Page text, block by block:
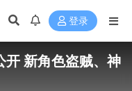
登录
开 新角色盗贼、神